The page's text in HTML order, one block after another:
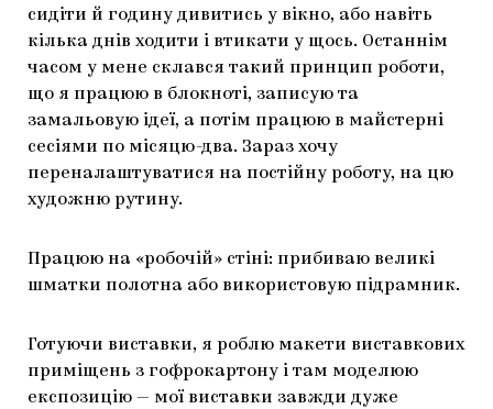
сидіти й годину дивитись у вікно, або навіть
кілька днів ходити і втикати у щось. Останнім
часом у мене склався такий принцип роботи,
що я працюю в блокноті, записую та
замальовую ідеї, а потім працюю в майстерні
сесіями по місяцю-два. Зараз хочу
переналаштуватися на постійну роботу, на цю
художню рутину.
Працюю на «робочій» стіні: прибиваю великі
шматки полотна або використовую підрамник.
Готуючи виставки, я роблю макети виставкових
приміщень з гофрокартону і там моделюю
експозицію — мої виставки завжди дуже